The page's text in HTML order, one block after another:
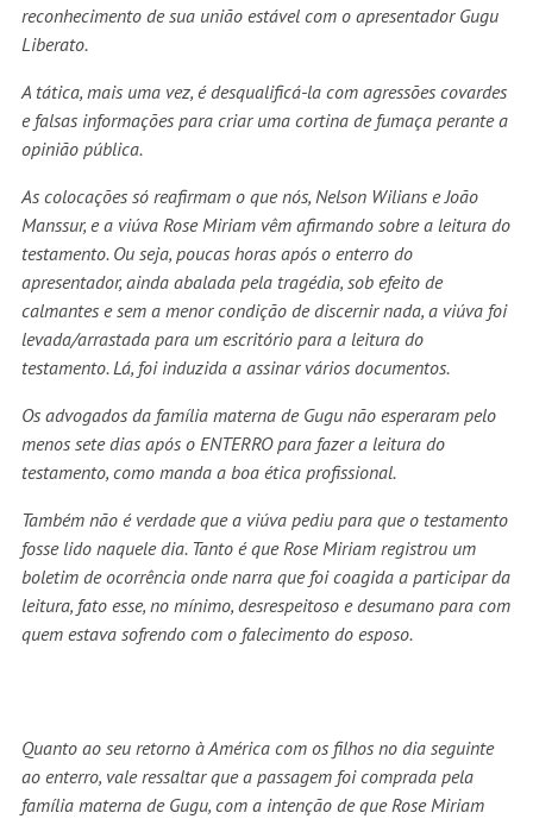
reconhecimento de sua união estável com o apresentador Gugu
Liberato.
A tática, mais uma vez, é desqualificá-la com agressões covardes
e falsas informações para criar uma cortina de fumaça perante a
opinião pública.
As colocações só reafirmam o que nós, Nelson Wilians e João
Manssur, e a viúva Rose Miriam vêm afirmando sobre a leitura do
testamento. Ou seja, poucas horas após o enterro do
apresentador, ainda abalada pela tragédia, sob efeito de
calmantes e sem a menor condição de discernir nada, a viúva foi
levada/arrastada para um escritório para a leitura do
testamento. Lá, foi induzida a assinar vários documentos.
Os advogados da família materna de Gugu não esperaram pelo
menos sete dias após o ENTERRO para fazer a leitura do
testamento, como manda a boa ética profissional.
Também não é verdade que a viúva pediu para que o testamento
fosse lido naquele dia. Tanto é que Rose Miriam registrou um
boletim de ocorrência onde narra que foi coagida a participar da
leitura, fato esse, no mínimo, desrespeitoso e desumano para com
quem estava sofrendo com o falecimento do esposo.
Quanto ao seu retorno à América com os filhos no dia seguinte
ao enterro, vale ressaltar que a passagem foi comprada pela
família materna de Gugu, com a intenção de que Rose Miriam